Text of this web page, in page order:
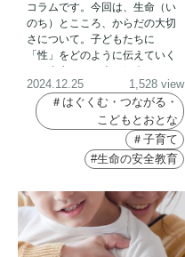
コラムです。今回は、生命（い
のち）とこころ、からだの大切
さについて。子どもたちに
「性」をどのように伝えていく
2024.12.25
1,528 view
＃はぐくむ・つながる・
こどもとおとな
＃子育て
#生命の安全教育